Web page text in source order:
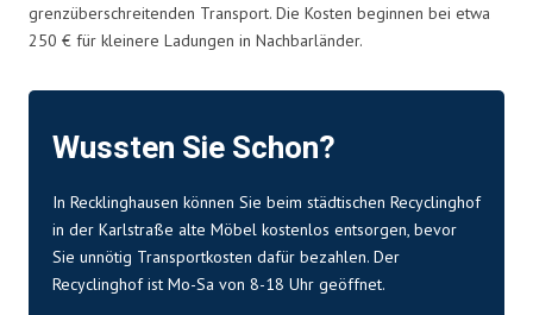
grenzüberschreitenden Transport. Die Kosten beginnen bei etwa
250 € für kleinere Ladungen in Nachbarländer.
Wussten Sie Schon?
In Recklinghausen können Sie beim städtischen Recyclinghof
in der Karlstraße alte Möbel kostenlos entsorgen, bevor
Sie unnötig Transportkosten dafür bezahlen. Der
Recyclinghof ist Mo-Sa von 8-18 Uhr geöffnet.